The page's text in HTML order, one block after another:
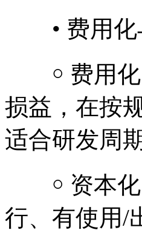
• 费用化
￮ 费用化
损益，在按
适合研发周
￮ 资本化
行、有使用/